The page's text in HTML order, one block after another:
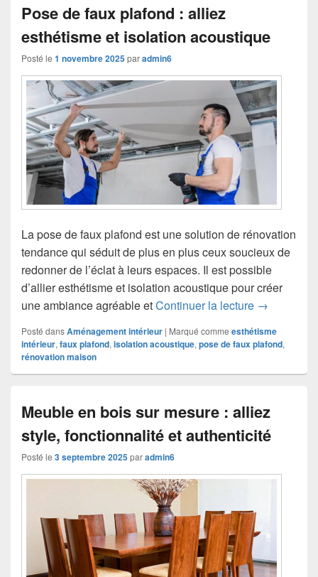
Pose de faux plafond : alliez
esthétisme et isolation acoustique
Posté le 1 novembre 2025paradmin6
La pose de faux plafond est une solution de rénovation
tendance qui séduit de plus en plus ceux soucieux de
redonner de l’éclat à leurs espaces. Il est possible
d’allier esthétisme et isolation acoustique pour créer
une ambiance agréable etContinuer la lecture Pose de
→
Posté dansAménagement intérieur | Marqué comme esthétisme
intérieur, faux plafond, isolation acoustique, pose de faux plafond,
rénovation maison
Meuble en bois sur mesure : alliez
style, fonctionnalité et authenticité
Posté le 3 septembre 2025paradmin6